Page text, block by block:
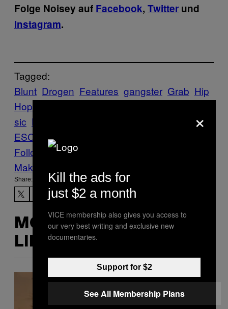
Folge Noisey auf Facebook, Twitter und
Instagram.
Tagged:
Blunt Drogen Features gangster Grab Hip
Hop
sic Noisey
ESCOBAR
Follow Us On Discover
Make Us Preferred In Top Stories
Share:
MORE
LIKE THIS
×
Kill the ads for
just $2 a month
VICE membership also gives you access to
our very best writing and exclusive new
documentaries.
Support for $2
See All Membership Plans